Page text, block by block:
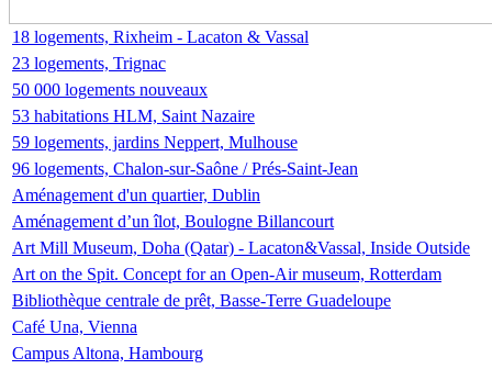
18 logements, Rixheim - Lacaton & Vassal
23 logements, Trignac
50 000 logements nouveaux
53 habitations HLM, Saint Nazaire
59 logements, jardins Neppert, Mulhouse
96 logements, Chalon-sur-Saône / Prés-Saint-Jean
Aménagement d'un quartier, Dublin
Aménagement d’un îlot, Boulogne Billancourt
Art Mill Museum, Doha (Qatar) - Lacaton&Vassal, Inside Outside
Art on the Spit. Concept for an Open-Air museum, Rotterdam
Bibliothèque centrale de prêt, Basse-Terre Guadeloupe
Café Una, Vienna
Campus Altona, Hambourg